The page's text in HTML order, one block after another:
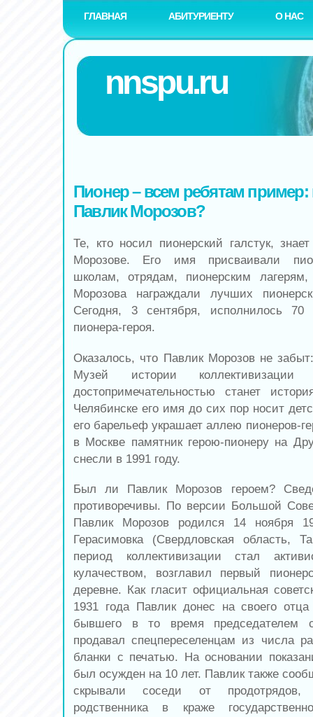
ГЛАВНАЯ АБИТУРИЕНТУ О НАС
nnspu.ru
Пионер – всем ребятам
Павлик Морозов?
Те, кто носил пионерский галстук,
Морозове. Его имя присваивали
школам, отрядам, пионерским
Морозова награждали лучших
Сегодня, 3 сентября, исполнилось
пионера-героя.
Оказалось, что Павлик Морозов не
Музей истории
достопримечательностью станет
Челябинске его имя до сих пор носит
его барельеф украшает аллею пионеров-
в Москве памятник герою-пионеру на
снесли в 1991 году.
Был ли Павлик Морозов героем?
противоречивы. По версии Большой
Павлик Морозов родился 14 ноября
Герасимовка (Свердловская область,
период коллективизации стал
кулачеством, возглавил первый
деревне. Как гласит официальная
1931 года Павлик донес на своего
бывшего в то время председателем
продавал спецпереселенцам из числа
бланки с печатью. На основании
был осужден на 10 лет. Павлик также
скрывали соседи от продотрядов,
родственника в краже